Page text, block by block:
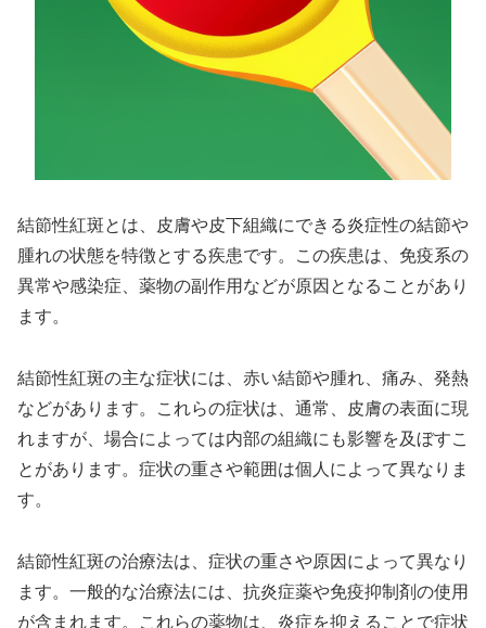
結節性紅斑とは、皮膚や皮下組織にできる炎症性の結節や
腫れの状態を特徴とする疾患です。この疾患は、免疫系の
異常や感染症、薬物の副作用などが原因となることがあり
ます。
結節性紅斑の主な症状には、赤い結節や腫れ、痛み、発熱
などがあります。これらの症状は、通常、皮膚の表面に現
れますが、場合によっては内部の組織にも影響を及ぼすこ
とがあります。症状の重さや範囲は個人によって異なりま
す。
結節性紅斑の治療法は、症状の重さや原因によって異なり
ます。一般的な治療法には、抗炎症薬や免疫抑制剤の使用
が含まれます。これらの薬物は、炎症を抑えることで症状